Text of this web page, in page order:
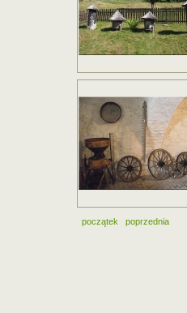
początek poprzednia